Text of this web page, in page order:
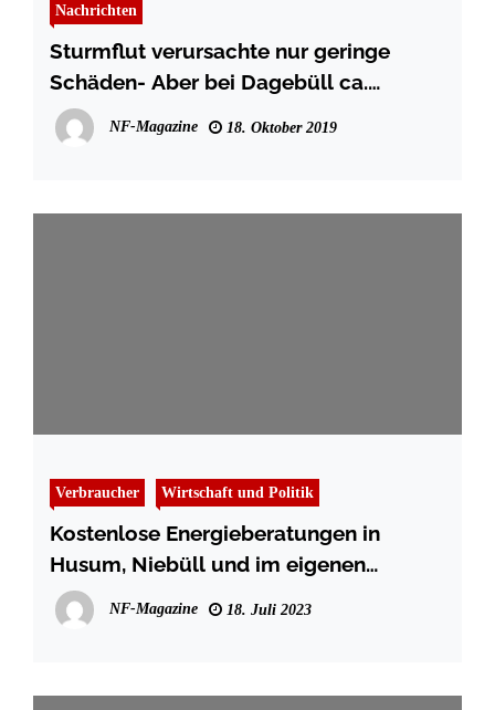
Nachrichten
Sturmflut verursachte nur geringe
Schäden- Aber bei Dagebüll ca.
Schaden von 150.000 Euro
NF-Magazine 18. Oktober 2019
Verbraucher Wirtschaft und Politik
Kostenlose Energieberatungen in
Husum, Niebüll und im eigenen
Zuhause
NF-Magazine 18. Juli 2023